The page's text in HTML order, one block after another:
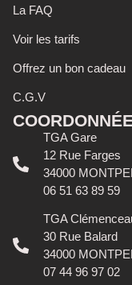
La FAQ
Voir les tarifs
Offrez un bon cadeau
C.G.V
TGA Gare
12 Rue Farges
34000
06 51 63 89 59
TGA
30 Rue Balard
34000
07 44 96 97 02